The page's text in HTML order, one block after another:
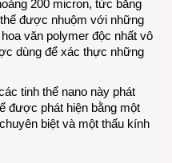
200 micron, tức bằng
được nhuộm với những
văn polymer độc nhất vô
dùng để xác thực những
tinh thể nano này phát
được phát hiện bằng một
biệt và một thấu kính